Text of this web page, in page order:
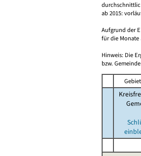
ab 2015:
Aufgrund der
für die Monate
Hinweis: Die
bzw.